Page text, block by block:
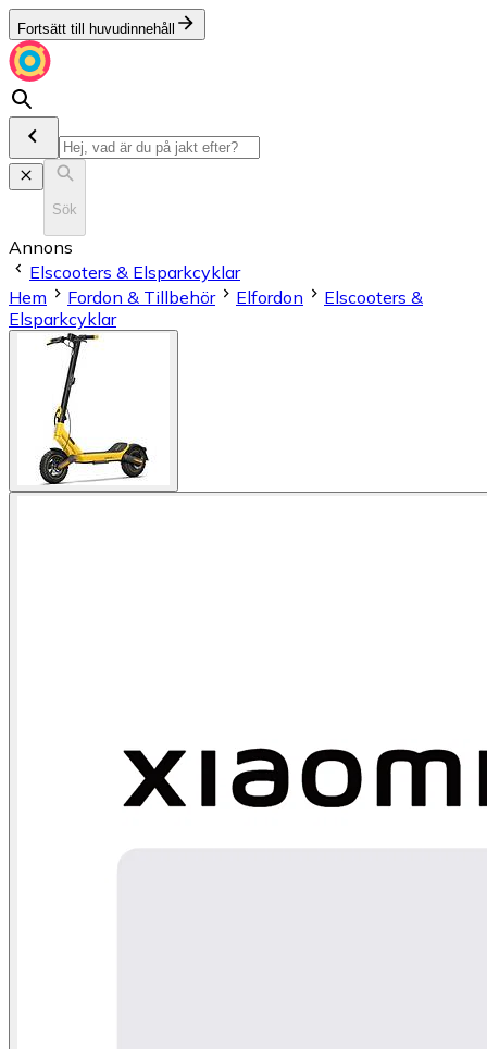
Fortsätt till huvudinnehåll
Sök
Annons
Elscooters & Elsparkcyklar
Hem
Fordon & Tillbehör Elfordon
Elscooters &
Elsparkcyklar